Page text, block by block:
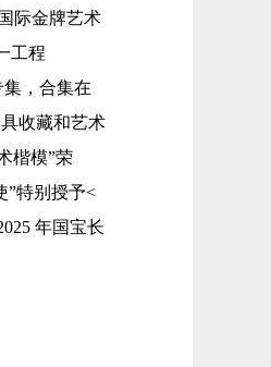
际金牌艺术
工程
，合集在
收藏和艺术
楷模”荣
”特别授予<
年国宝长